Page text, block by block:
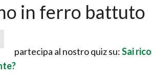
in ferro battuto
partecipa al nostro quiz su:Sai